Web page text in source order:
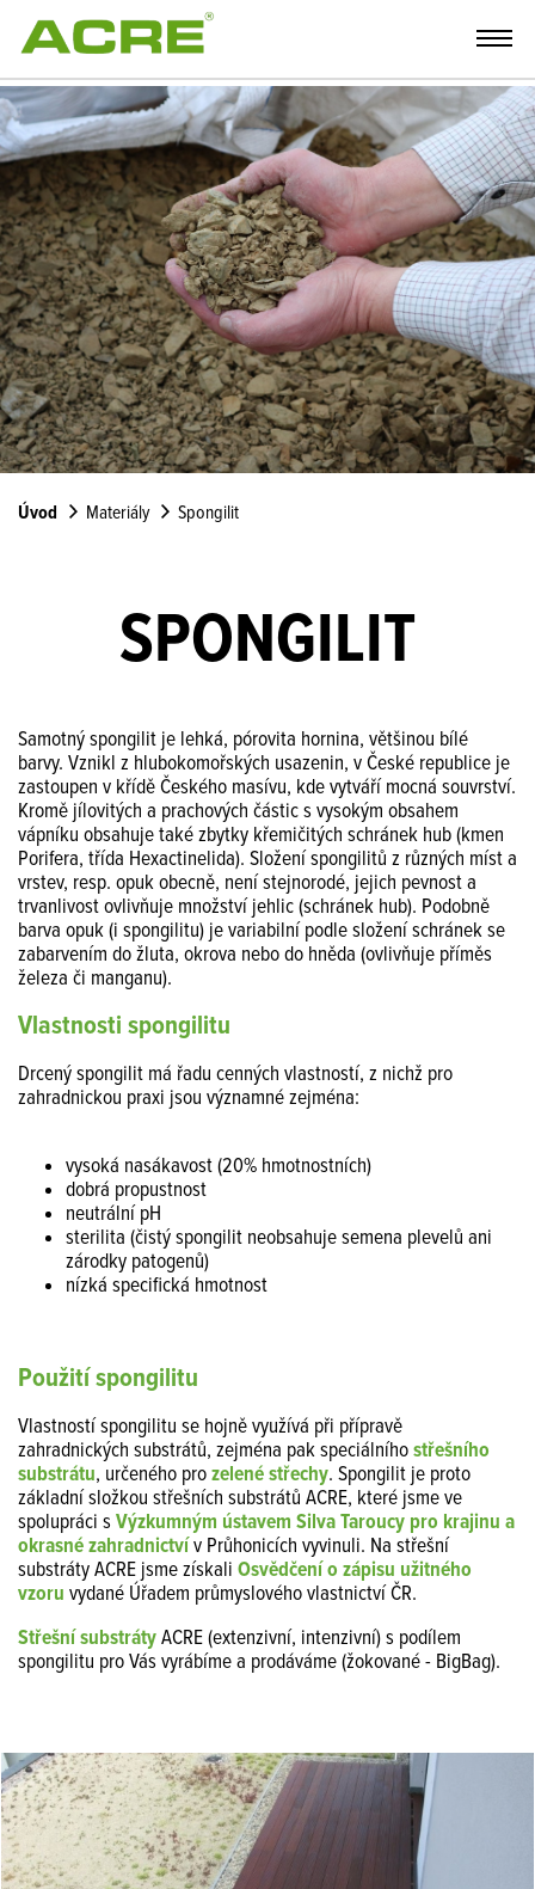
Úvod Materiály Spongilit
SPONGILIT
Samotný spongilit je lehká, pórovita hornina, většinou bílé
barvy. Vznikl z hlubokomořských usazenin, v České republice je
zastoupen v křídě Českého masívu, kde vytváří mocná souvrství.
Kromě jílovitých a prachových částic s vysokým obsahem
vápníku obsahuje také zbytky křemičitých schránek hub (kmen
Porifera, třída Hexactinelida). Složení spongilitů z různých míst a
vrstev, resp. opuk obecně, není stejnorodé, jejich pevnost a
trvanlivost ovlivňuje množství jehlic (schránek hub). Podobně
barva opuk (i spongilitu) je variabilní podle složení schránek se
zabarvením do žluta, okrova nebo do hněda (ovlivňuje příměs
železa či manganu).
Vlastnosti spongilitu
Drcený spongilit má řadu cenných vlastností, z nichž pro
zahradnickou praxi jsou významné zejména:
vysoká nasákavost (20% hmotnostních)
dobrá propustnost
neutrální pH
sterilita (čistý spongilit neobsahuje semena plevelů ani
zárodky patogenů)
nízká specifická hmotnost
Použití spongilitu
Vlastností spongilitu se hojně využívá při přípravě
zahradnických substrátů, zejména pak speciálníhostřešního
substrátu, určeného prozelené střechy. Spongilit je proto
základní složkou střešních substrátů ACRE, které jsme ve
spolupráci s Výzkumným ústavem Silva Taroucy pro krajinu a
okrasné zahradnictvív Průhonicích vyvinuli. Na střešní
substráty ACRE jsme získali Osvědčení o zápisu užitného
vzoru vydané Úřadem průmyslového vlastnictví ČR.
Střešní substrátyACRE(extenzivní, intenzivní)s podílem
spongilitu pro Vás vyrábíme a prodáváme (žokované - BigBag).